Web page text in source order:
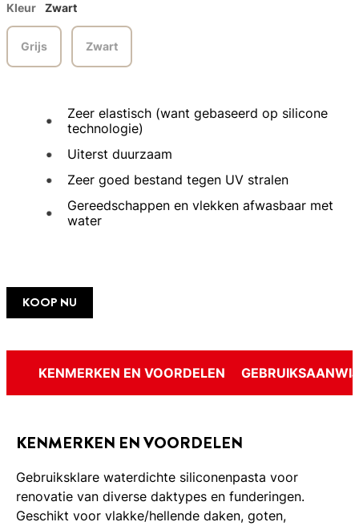
Kleur Zwart
Grijs Zwart
Zeer elastisch (want gebaseerd op silicone
technologie)
Uiterst duurzaam
Zeer goed bestand tegen UV stralen
Gereedschappen en vlekken afwasbaar met
water
KOOP NU
KENMERKEN EN VOORDELEN
KENMERKEN EN VOORDELEN
Gebruiksklare waterdichte siliconenpasta voor
renovatie van diverse daktypes en funderingen.
Geschikt voor vlakke/hellende daken, goten,